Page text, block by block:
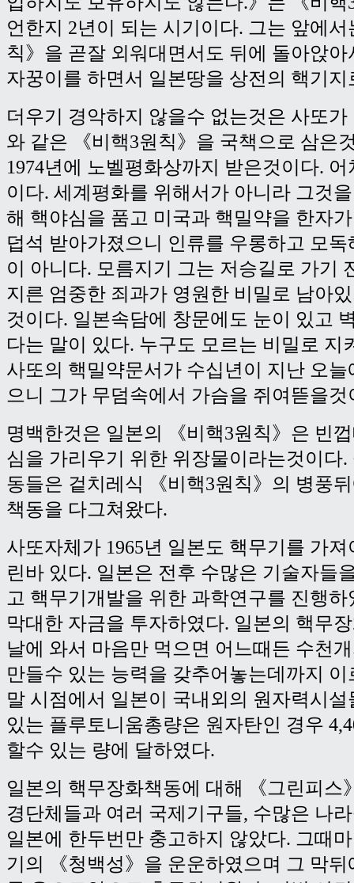
언한지 2년이 되는 시기이다. 그는 앞에서
칙》을 곧잘 외워대면서도 뒤에 돌아앉
자꿍이를 하면서 일본땅을 상전의 핵기
더우기 경악하지 않을수 없는것은 사또
와 같은 《비핵3원칙》을 국책으로 삼은
1974년에 노벨평화상까지 받은것이다.
이다. 세계평화를 위해서가 아니라 그것
해 핵야심을 품고 미국과 핵밀약을 한자
덥석 받아가졌으니 인류를 우롱하고 모
이 아니다. 모름지기 그는 저승길로 가기
지른 엄중한 죄과가 영원한 비밀로 남아
것이다. 일본속담에 창문에도 눈이 있고
다는 말이 있다. 누구도 모르는 비밀로 지
사또의 핵밀약문서가 수십년이 지난 오
으니 그가 무덤속에서 가슴을 쥐여뜯을것
명백한것은 일본의 《비핵3원칙》은 빈
심을 가리우기 위한 위장물이라는것이다
동들은 겉치레식 《비핵3원칙》의 병풍
책동을 다그쳐왔다.
사또자체가 1965년 일본도 핵무기를 가
린바 있다. 일본은 전후 수많은 기술자들
고 핵무기개발을 위한 과학연구를 진행
막대한 자금을 투자하였다. 일본의 핵무
날에 와서 마음만 먹으면 어느때든 수천
만들수 있는 능력을 갖추어놓는데까지 이
말 시점에서 일본이 국내외의 원자력시
있는 플루토니움총량은 원자탄인 경우
할수 있는 량에 달하였다.
일본의 핵무장화책동에 대해 《그린피스
경단체들과 여러 국제기구들, 수많은 나
일본에 한두번만 충고하지 않았다. 그때
기의 《청백성》을 운운하였으며 그 막